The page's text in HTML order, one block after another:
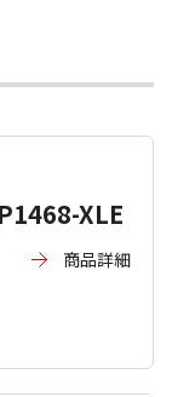
XLE
商品詳細